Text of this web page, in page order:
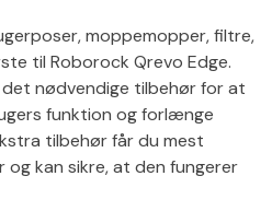
moppemopper, filtre,
til Roborock Qrevo Edge.
nødvendige tilbehør for at
funktion og forlænge
tilbehør får du mest
kan sikre, at den fungerer